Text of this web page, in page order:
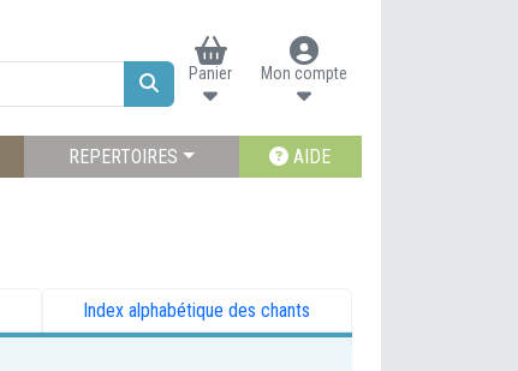
Panier Mon compte
REPERTOIRES AIDE
Index alphabétique des chants